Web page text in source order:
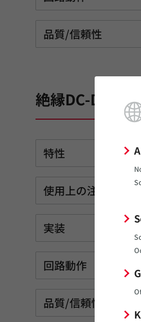
品質/信頼性
絶縁DC-DCコ
特性
使用上の注意
実装
回路動作
品質/信頼性